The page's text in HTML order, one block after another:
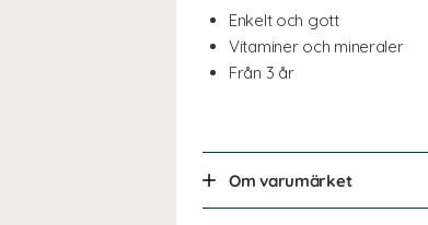
Enkelt och gott
Vitaminer och mineraler
Från 3 år
Om varumärket